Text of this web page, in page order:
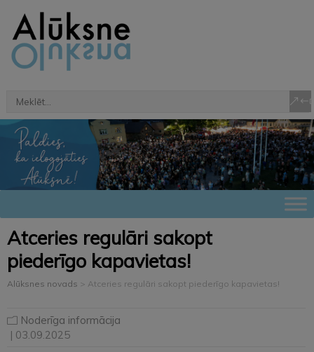
Atceries regulāri sakopt
piederīgo kapavietas!
Alūksnes novads > Atceries regulāri sakopt piederīgo kapavietas!
Noderīga informācija
| 03.09.2025